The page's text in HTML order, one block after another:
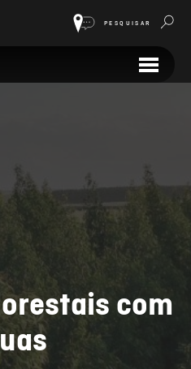
PESQUISAR
com